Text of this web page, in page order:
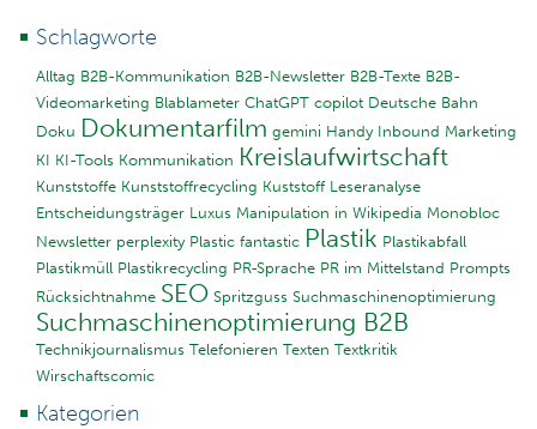
Schlagworte
Alltag B2B-Kommunikation B2B-Newsletter B2B-Texte B2B-
Videomarketing Blablameter ChatGPT copilot Deutsche Bahn
Doku Dokumentarfilm gemini Handy Inbound Marketing
KI KI-Tools Kommunikation Kreislaufwirtschaft
Kunststoffe Kunststoffrecycling Kuststoff Leseranalyse
Entscheidungsträger Luxus Manipulation in Wikipedia Monobloc
Newsletter perplexity Plastic fantastic Plastik Plastikabfall
Plastikmüll Plastikrecycling PR-Sprache PR im Mittelstand Prompts
Rücksichtnahme SEO Spritzguss Suchmaschinenoptimierung
Suchmaschinenoptimierung B2B
Technikjournalismus Telefonieren Texten Textkritik
Wirschaftscomic
Kategorien